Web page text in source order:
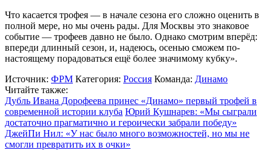
Что касается трофея — в начале сезона его сложно оценить в
полной мере, но мы очень рады. Для Москвы это знаковое
событие — трофеев давно не было. Однако смотрим вперёд:
впереди длинный сезон, и, надеюсь, осенью сможем по-
настоящему порадоваться ещё более значимому кубку».
Источник: ФРМ Категория: Россия Команда: Динамо
Читайте также:
Дубль Ивана Дорофеева принес «Динамо» первый трофей в
современной истории клуба Юрий Кушнарев: «Мы сыграли
достаточно прагматично и героически забрали победу»
ДжейПи Нил: «У нас было много возможностей, но мы не
смогли превратить их в очки»